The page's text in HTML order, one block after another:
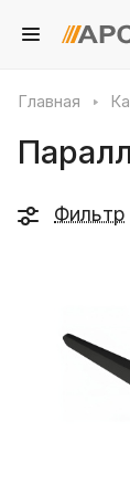
Главная
Фильтр